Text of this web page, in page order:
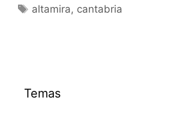
Etiquetas
altamira, cantabria
Temas